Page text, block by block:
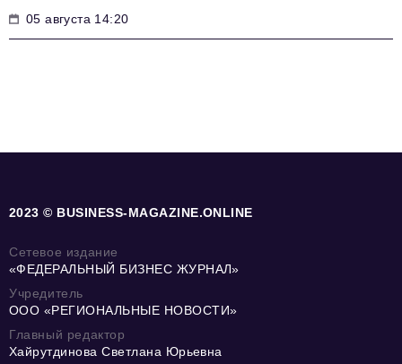
05 августа 14:20
2023 © BUSINESS-MAGAZINE.ONLINE
Сетевое издание
«ФЕДЕРАЛЬНЫЙ БИЗНЕС ЖУРНАЛ»
Учредитель
ООО «РЕГИОНАЛЬНЫЕ НОВОСТИ»
Главный редактор
Хайрутдинова Светлана Юрьевна